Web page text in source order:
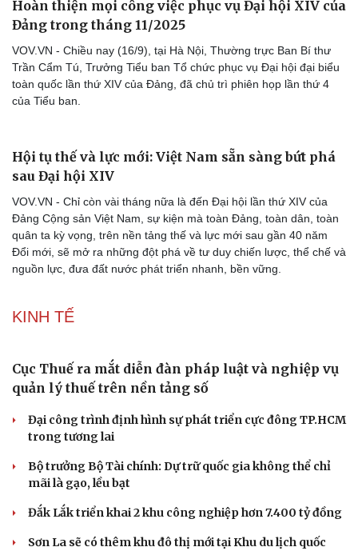
Doanh nghiệp
Doanh nghiệp 24h
Doanh nhân
Công nghệ
Tin Công nghệ
Hoàn thiện mọi công việc phục vụ Đại hội XIV của
Đảng trong tháng 11/2025
VOV.VN - Chiều nay (16/9), tại Hà Nội, Thường trực Ban Bí thư
Trần Cẩm Tú, Trưởng Tiểu ban Tổ chức phục vụ Đại hội đại biểu
toàn quốc lần thứ XIV của Đảng, đã chủ trì phiên họp lần thứ 4
của Tiểu ban.
Hội tụ thế và lực mới: Việt Nam sẵn sàng bứt phá
sau Đại hội XIV
VOV.VN - Chỉ còn vài tháng nữa là đến Đại hội lần thứ XIV của
Đảng Cộng sản Việt Nam, sự kiện mà toàn Đảng, toàn dân, toàn
quân ta kỳ vọng, trên nền tảng thế và lực mới sau gần 40 năm
Đổi mới, sẽ mở ra những đột phá về tư duy chiến lược, thể chế và
nguồn lực, đưa đất nước phát triển nhanh, bền vững.
KINH TẾ
Cục Thuế ra mắt diễn đàn pháp luật và nghiệp vụ
quản lý thuế trên nền tảng số
Đại công trình định hình sự phát triển cực đông TP.HCM
trong tương lai
Bộ trưởng Bộ Tài chính: Dự trữ quốc gia không thể chỉ
mãi là gạo, lều bạt
Đắk Lắk triển khai 2 khu công nghiệp hơn 7.400 tỷ đồng
Sơn La sẽ có thêm khu đô thị mới tại Khu du lịch quốc